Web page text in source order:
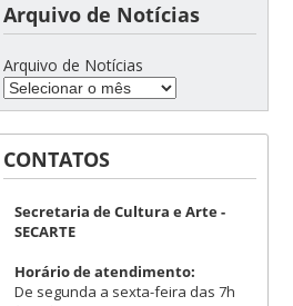
Arquivo de Notícias
Arquivo de Notícias
CONTATOS
Secretaria de Cultura e Arte -
SECARTE
Horário de atendimento:
De segunda a sexta-feira das 7h